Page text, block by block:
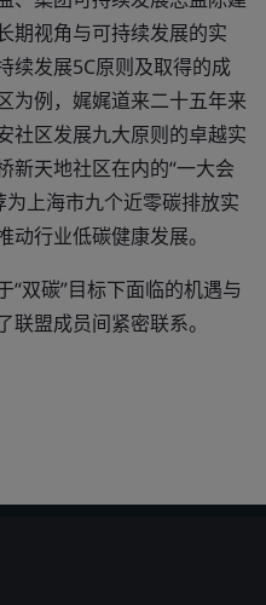
期视角与可持续发展的实
续发展5C原则及取得的成
为例，娓娓道来二十五年来
社区发展九大原则的卓越实
新天地社区在内的“一大会
为上海市九个近零碳排放实
行业低碳健康发展。
“双碳”目标下面临的机遇与
盟成员间紧密联系。